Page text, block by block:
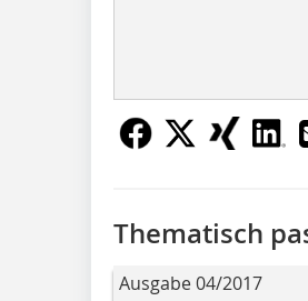
Thematisch
Ausgabe 04/2017